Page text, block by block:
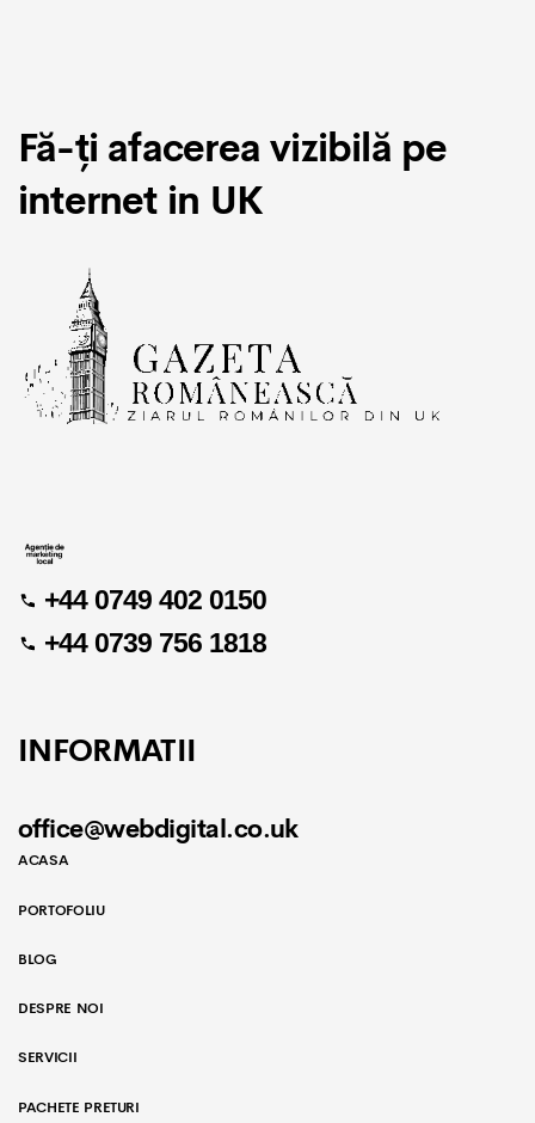
Fă-ți afacerea vizibilă pe
internet in UK
+44 0749 402 0150
+44 0739 756 1818
INFORMATII
office@webdigital.co.uk
ACASA
PORTOFOLIU
BLOG
DESPRE NOI
SERVICII
PACHETE PRETURI